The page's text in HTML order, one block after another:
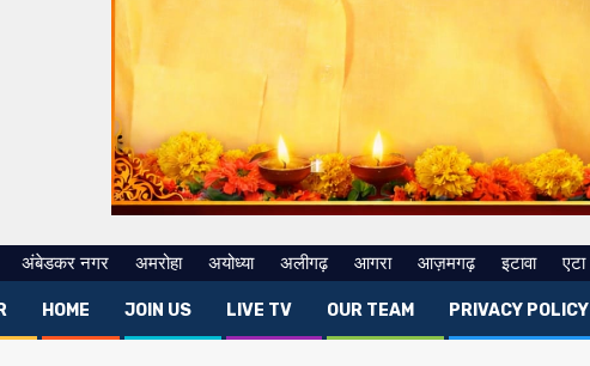
अंबेडकर नगर अमरोहा अयोध्या अलीगढ़ आगरा आज़मगढ़ इटावा एटा
HOME JOIN US LIVE TV OUR TEAM PRIVACY POLICY